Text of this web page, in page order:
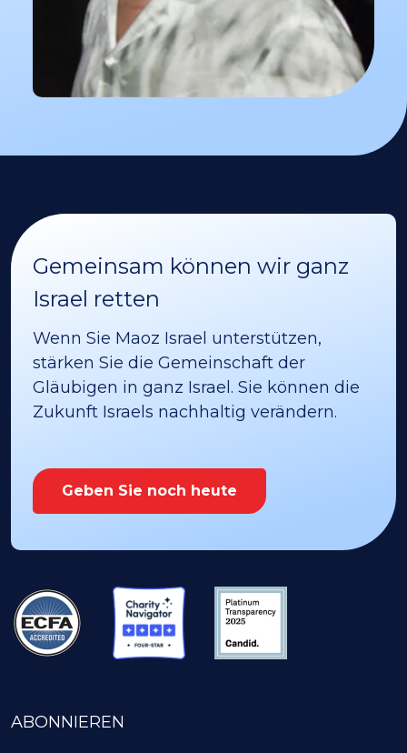
Gemeinsam können wir ganz
Israel retten
Wenn Sie Maoz Israel unterstützen,
stärken Sie die Gemeinschaft der
Gläubigen in ganz Israel. Sie können die
Zukunft Israels nachhaltig verändern.
Geben Sie noch heute
ABONNIEREN